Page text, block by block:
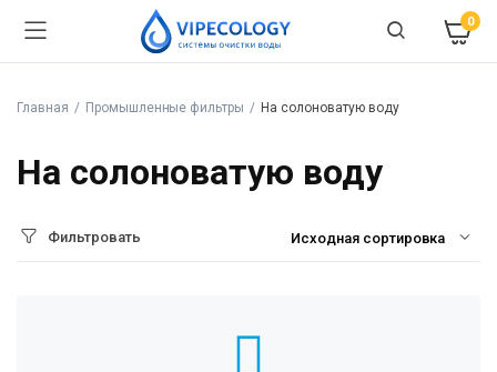
0
Главная Промышленные фильтры На солоноватую воду
На солоноватую воду
Фильтровать